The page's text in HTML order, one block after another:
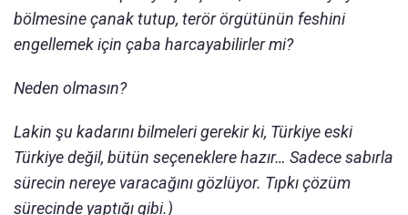
bölmesine çanak tutup, terör örgütünün feshini
engellemek için çaba harcayabilirler mi?
Neden olmasın?
Lakin şu kadarını bilmeleri gerekir ki, Türkiye eski
Türkiye değil, bütün seçeneklere hazır… Sadece sabırla
sürecin nereye varacağını gözlüyor. Tıpkı çözüm
sürecinde yaptığı gibi.)